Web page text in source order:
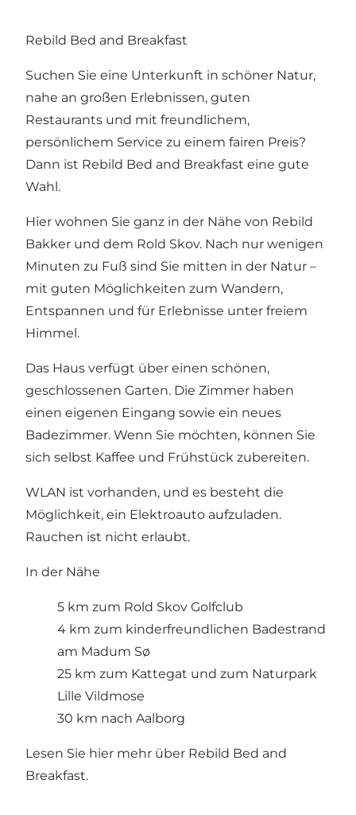
Rebild Bed and Breakfast
Suchen Sie eine Unterkunft in schöner Natur,
nahe an großen Erlebnissen, guten
Restaurants und mit freundlichem,
persönlichem Service zu einem fairen Preis?
Dann ist Rebild Bed and Breakfast eine gute
Wahl.
Hier wohnen Sie ganz in der Nähe von Rebild
Bakker und dem Rold Skov. Nach nur wenigen
Minuten zu Fuß sind Sie mitten in der Natur –
mit guten Möglichkeiten zum Wandern,
Entspannen und für Erlebnisse unter freiem
Himmel.
Das Haus verfügt über einen schönen,
geschlossenen Garten. Die Zimmer haben
einen eigenen Eingang sowie ein neues
Badezimmer. Wenn Sie möchten, können Sie
sich selbst Kaffee und Frühstück zubereiten.
WLAN ist vorhanden, und es besteht die
Möglichkeit, ein Elektroauto aufzuladen.
Rauchen ist nicht erlaubt.
In der Nähe
5 km zum Rold Skov Golfclub
4 km zum kinderfreundlichen Badestrand
am Madum Sø
25 km zum Kattegat und zum Naturpark
Lille Vildmose
30 km nach Aalborg
Lesen Sie hier mehr über Rebild Bed and
Breakfast.